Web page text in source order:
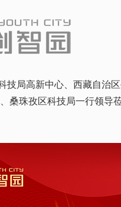
技局高新中心、西藏自治
桑珠孜区科技局一行领导